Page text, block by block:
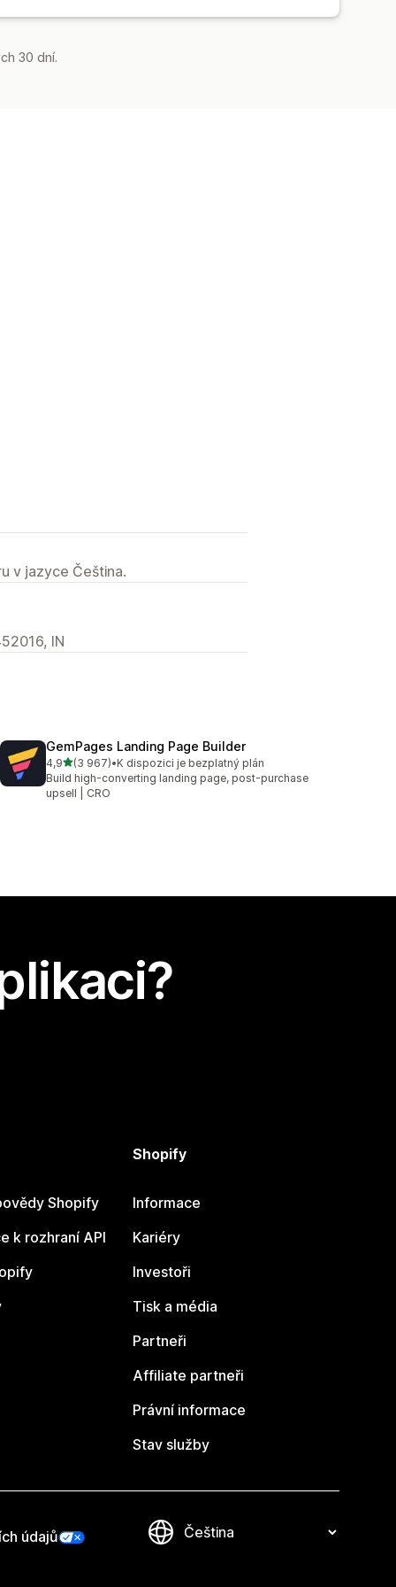
30 dní.
v jazyce Čeština.
IN
GemPages Landing Page Builder
4,9z 5 hvězd
(3 967)
Celkový počet recenzí: 3967
•K dispozici je bezplatný plán
Build high-converting landing page, post-purchase
upsell | CRO
Shopify
k rozhraní API
Shopify
Informace
Kariéry
Investoři
Tisk a média
Partneři
Affiliate partneři
Právní informace
Stav služby
údajů